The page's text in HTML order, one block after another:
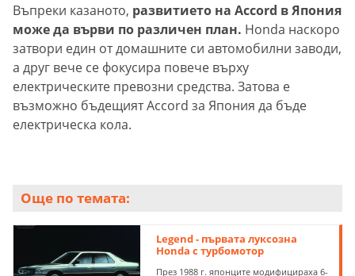
Въпреки казаното, развитието на Accord в Япония
може да върви по различен план. Honda наскоро
затвори един от домашните си автомобилни заводи,
а друг вече се фокусира повече върху
електрическите превозни средства. Затова е
възможно бъдещият Accord за Япония да бъде
електрическа кола.
Още по темата:
Legend - първата луксозна
Honda с турбомотор
През 1988 г. японците модифицираха 6-